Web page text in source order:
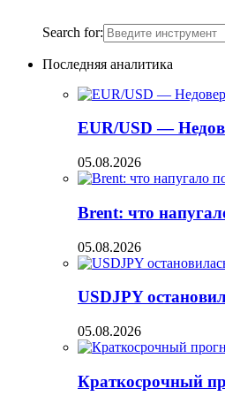
Search for:
Последняя аналитика
EUR/USD —
05.08.2026
Brent: что
05.08.2026
USDJPY
05.08.2026
Краткосрочный